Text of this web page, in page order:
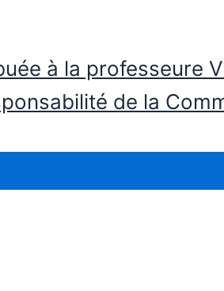
à la professeure
de la